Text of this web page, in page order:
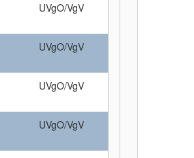
UVgO/VgV
UVgO/VgV
UVgO/VgV
UVgO/VgV